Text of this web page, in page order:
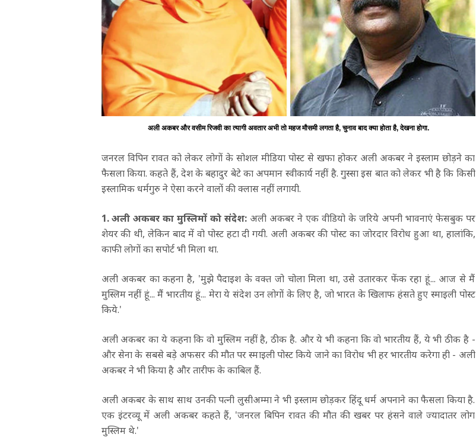
अली अकबर और वसीम रिजवी का त्यागी अवतार अभी तो महज मौसमी लगता है, चुनाव बाद क्या होता है, देखना होगा.
जनरल विपिन रावत को लेकर लोगों के सोशल मीडिया पोस्ट से खफा होकर अली अकबर ने इस्लाम छोड़ने का
फैसला किया. कहते हैं, देश के बहादुर बेटे का अपमान स्वीकार्य नहीं है. गुस्सा इस बात को लेकर भी है कि किसी
इस्लामिक धर्मगुरु ने ऐसा करने वालों की क्लास नहीं लगायी.
1. अली अकबर का मुस्लिमों को संदेश: अली अकबर ने एक वीडियो के जरिये अपनी भावनाएं फेसबुक पर
शेयर की थी, लेकिन बाद में वो पोस्ट हटा दी गयी. अली अकबर की पोस्ट का जोरदार विरोध हुआ था, हालांकि,
काफी लोगों का सपोर्ट भी मिला था.
अली अकबर का कहना है, 'मुझे पैदाइश के वक्त जो चोला मिला था, उसे उतारकर फेंक रहा हूं... आज से मैं
मुस्लिम नहीं हूं... मैं भारतीय हूं... मेरा ये संदेश उन लोगों के लिए है, जो भारत के खिलाफ हंसते हुए स्माइली पोस्ट
किये.'
अली अकबर का ये कहना कि वो मुस्लिम नहीं है, ठीक है. और ये भी कहना कि वो भारतीय हैं, ये भी ठीक है -
और सेना के सबसे बड़े अफसर की मौत पर स्माइली पोस्ट किये जाने का विरोध भी हर भारतीय करेगा ही - अली
अकबर ने भी किया है और तारीफ के काबिल हैं.
अली अकबर के साथ साथ उनकी पत्नी लुसीअम्मा ने भी इस्लाम छोड़कर हिंदू धर्म अपनाने का फैसला किया है.
एक इंटरव्यू में अली अकबर कहते हैं, 'जनरल बिपिन रावत की मौत की खबर पर हंसने वाले ज्यादातर लोग
मुस्लिम थे.'